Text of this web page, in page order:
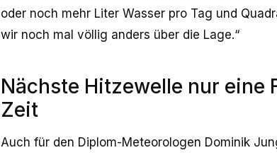
oder noch mehr Liter Wasser pro Tag und
wir noch mal völlig anders über die Lage.“
Nächste Hitzewelle nur eine
Zeit
Auch für den Diplom-Meteorologen Dominik